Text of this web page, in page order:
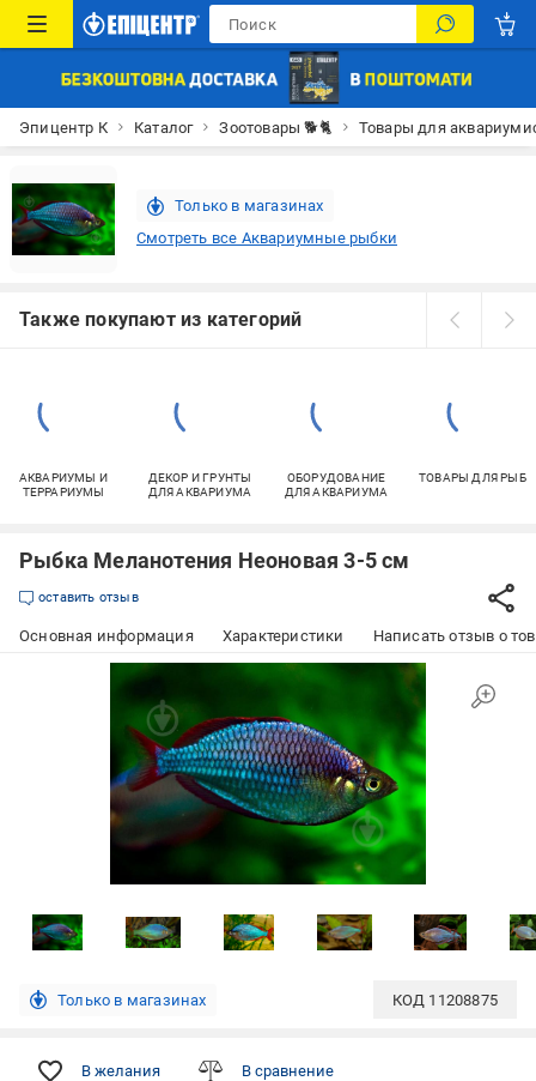
Эпицентр К Каталог Зоотовары 🐕🐈 Товары для
Только в магазинах
Смотреть все Аквариумные рыбки
Также покупают из категорий
АКВАРИУМЫ И
ТЕРРАРИУМЫ
ДЕКОР И ГРУНТЫ
ДЛЯ АКВАРИУМА
ОБОРУДОВАНИЕ
ДЛЯ АКВАРИУМА
ТОВАРЫ ДЛЯ РЫБ
Рыбка Меланотения Неоновая 3-5 см
оставить отзыв
Основная информация Характеристики Написать отзыв о
Только в магазинах КОД 11208875
В желания В сравнение